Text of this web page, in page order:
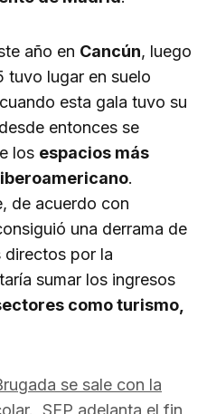
año en Cancún, luego
tuvo lugar en suelo
esta gala tuvo su
entonces se
los espacios más
.
de acuerdo con
una derrama de
directos por la
sumar los ingresos
como turismo,
se sale con la